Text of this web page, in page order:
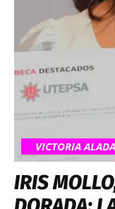
VICTORIA ALADA
IRIS